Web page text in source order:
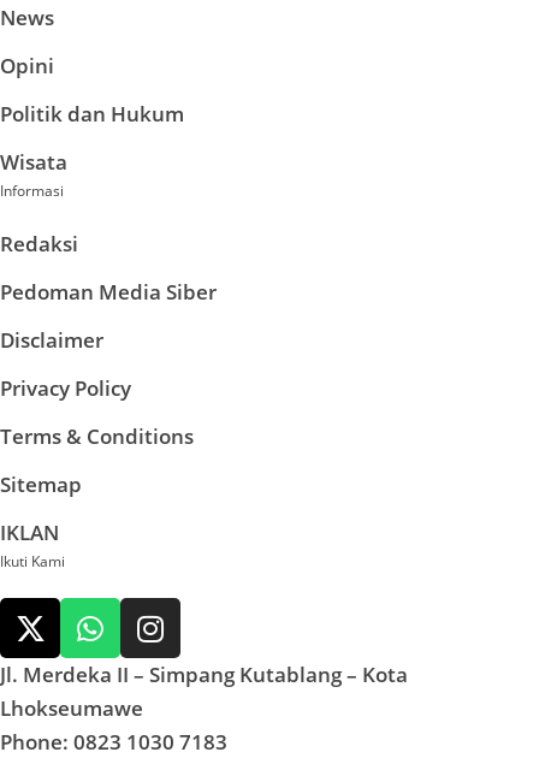
News
Opini
Politik dan Hukum
Wisata
Informasi
Redaksi
Pedoman Media Siber
Disclaimer
Privacy Policy
Terms & Conditions
Sitemap
IKLAN
Ikuti Kami
Jl. Merdeka II – Simpang Kutablang – Kota
Lhokseumawe
Phone: 0823 1030 7183